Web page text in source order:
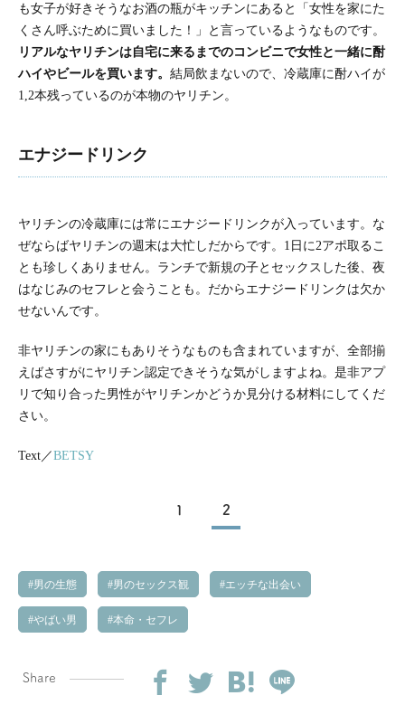
も女子が好きそうなお酒の瓶がキッチンにあると「女性を家にた
くさん呼ぶために買いました！」と言っているようなものです。
リアルなヤリチンは自宅に来るまでのコンビニで女性と一緒に酎
ハイやビールを買います。 結局飲まないので、冷蔵庫に酎ハイが
1,2本残っているのが本物のヤリチン。
エナジードリンク
ヤリチンの冷蔵庫には常にエナジードリンクが入っています。な
ぜならばヤリチンの週末は大忙しだからです。1日に2アポ取るこ
とも珍しくありません。ランチで新規の子とセックスした後、夜
はなじみのセフレと会うことも。だからエナジードリンクは欠か
せないんです。
非ヤリチンの家にもありそうなものも含まれていますが、全部揃
えばさすがにヤリチン認定できそうな気がしますよね。是非アプ
リで知り合った男性がヤリチンかどうか見分ける材料にしてくだ
さい。
Text／BETSY
1 2
男の生態 男のセックス観 エッチな出会い
やばい男 本命・セフレ
Share